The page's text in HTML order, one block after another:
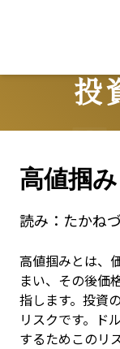
投
高値掴み
読み： たかね
高値掴みとは、
まい、その後価
指します。投資
リスクです。ド
するためこのリ